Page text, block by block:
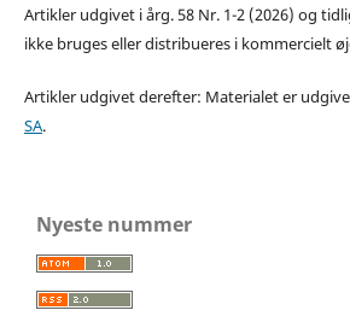
Artikler udgivet i årg. 58 Nr. 1-2 (2026) og
ikke bruges eller distribueres i kommercielt
Artikler udgivet derefter: Materialet er
SA.
Nyeste nummer